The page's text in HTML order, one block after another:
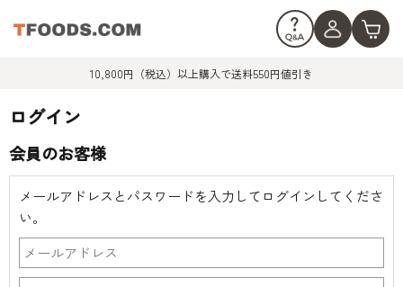
10,800円（税込）以上購入で送料550円値引き
ログイン
会員のお客様
メールアドレスとパスワードを入力してログインしてくださ
い。